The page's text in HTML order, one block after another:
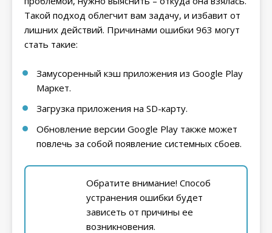
Такой подход облегчит вам задачу, и избавит от
лишних действий. Причинами ошибки 963 могут
стать такие:
Замусоренный кэш приложения из Google Play
Маркет.
Загрузка приложения на SD-карту.
Обновление версии Google Play также может
повлечь за собой появление системных сбоев.
Обратите внимание! Способ
устранения ошибки будет
зависеть от причины ее
возникновения.